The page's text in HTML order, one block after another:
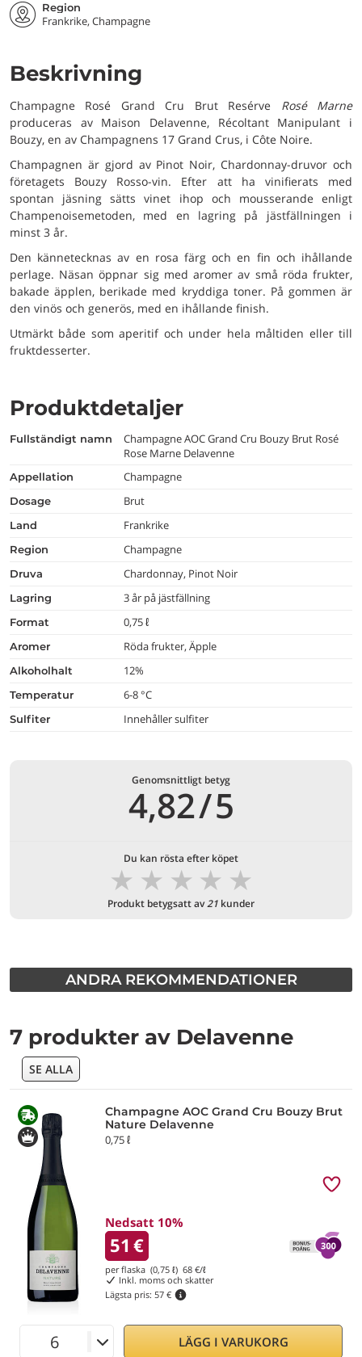
Region
Frankrike, Champagne
Beskrivning
Champagne Rosé Grand Cru Brut Resérve Rosé Marne
produceras av Maison Delavenne, Récoltant Manipulant i
Bouzy, en av Champagnens 17 Grand Crus, i Côte Noire.
Champagnen är gjord av Pinot Noir, Chardonnay-druvor och
företagets Bouzy Rosso-vin. Efter att ha vinifierats med
spontan jäsning sätts vinet ihop och mousserande enligt
Champenoisemetoden, med en lagring på jästfällningen i
minst 3 år.
Den kännetecknas av en rosa färg och en fin och ihållande
perlage. Näsan öppnar sig med aromer av små röda frukter,
bakade äpplen, berikade med kryddiga toner. På gommen är
den vinös och generös, med en ihållande finish.
Utmärkt både som aperitif och under hela måltiden eller till
fruktdesserter.
Produktdetaljer
fullständigt namn
Champagne AOC Grand Cru Bouzy Brut Rosé
Rose Marne Delavenne
appellation Champagne
dosage Brut
land Frankrike
region Champagne
druva Chardonnay, Pinot Noir
lagring 3 år på jästfällning
format 0,75 ℓ
aromer Röda frukter, Äpple
alkoholhalt 12%
temperatur 6-8 °C
Sulfiter Innehåller sulfiter
Genomsnittligt betyg
4,82/5
Du kan rösta efter köpet
★
★
★
★
★
Produkt betygsatt av21 kunder
ANDRA REKOMMENDATIONER
7 produkter av Delavenne
SE ALLA
Champagne AOC Grand Cru Bouzy Brut
Nature Delavenne
0,75 ℓ
Nedsatt 10%
51 €
per flaska (0,75 ℓ) 68 €/ℓ
Inkl. moms och skatter
Lägsta pris: 57 €
LÄGG I VARUKORG